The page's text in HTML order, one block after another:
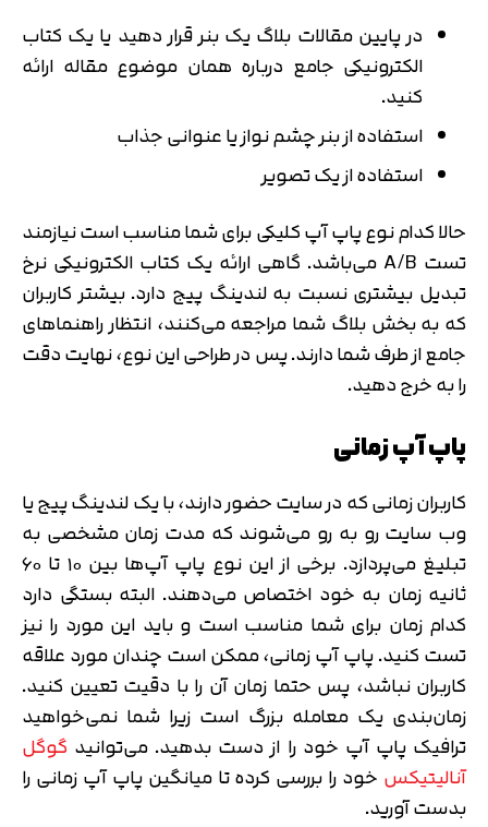
در پایین مقالات بلاگ یک بنر قرار دهید یا یک کتاب
الکترونیکی جامع درباره همان موضوع مقاله ارائه
کنید.
استفاده از بنر چشم نواز یا عنوانی جذاب
استفاده از یک تصویر
حالا کدام نوع پاپ آپ کلیکی برای شما مناسب است نیازمند
تست A/B می‌باشد. گاهی ارائه یک کتاب الکترونیکی نرخ
تبدیل بیشتری نسبت به لندینگ پیج دارد. بیشتر کاربران
که به بخش بلاگ شما مراجعه می‌کنند، انتظار راهنماهای
جامع از طرف شما دارند. پس در طراحی این نوع، نهایت دقت
را به خرج دهید.
پاپ آپ زمانی
کاربران زمانی که در سایت حضور دارند، با یک لندینگ پیج یا
وب سایت رو به رو می‌شوند که مدت زمان مشخصی به
تبلیغ می‌پردازد. برخی از این نوع پاپ آپ‌ها بین ۱۰ تا ۶۰
ثانیه زمان به خود اختصاص می‌دهند. البته بستگی دارد
کدام زمان برای شما مناسب است و باید این مورد را نیز
تست کنید. پاپ آپ زمانی، ممکن است چندان مورد علاقه
کاربران نباشد، پس حتما زمان آن را با دقیت تعیین کنید.
زمان‌بندی یک معامله بزرگ است زیرا شما نمی‌خواهید
ترافیک پاپ آپ خود را از دست بدهید. می‌توانید گوگل
آنالیتیکس خود را بررسی کرده تا میانگین پاپ آپ زمانی را
بدست آورید.
تایید کد
متوجه شدم